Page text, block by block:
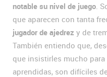
notable su nivel de juego .
que aparecen con tanta
jugador de ajedrez y de
También entiendo que,
que insistirles mucho
aprendidas, son difíciles